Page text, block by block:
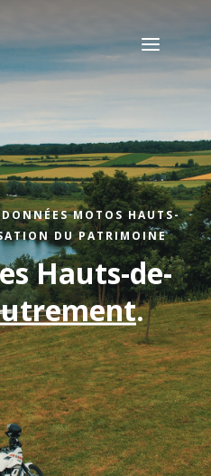
a
MOTOS HAUTS-
DU PATRIMOINE
Hauts-de-
.